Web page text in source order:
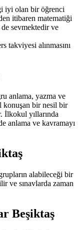
iyi olan bir öğrenci
itibaren matematiği
sevmektedir ve
takviyesi alınmasını
anlama, yazma ve
konuşan bir nesil bir
İlkokul yıllarında
anlama ve kavramayı
alabileceği bir
ve sınavlarda zaman
Beşiktaş